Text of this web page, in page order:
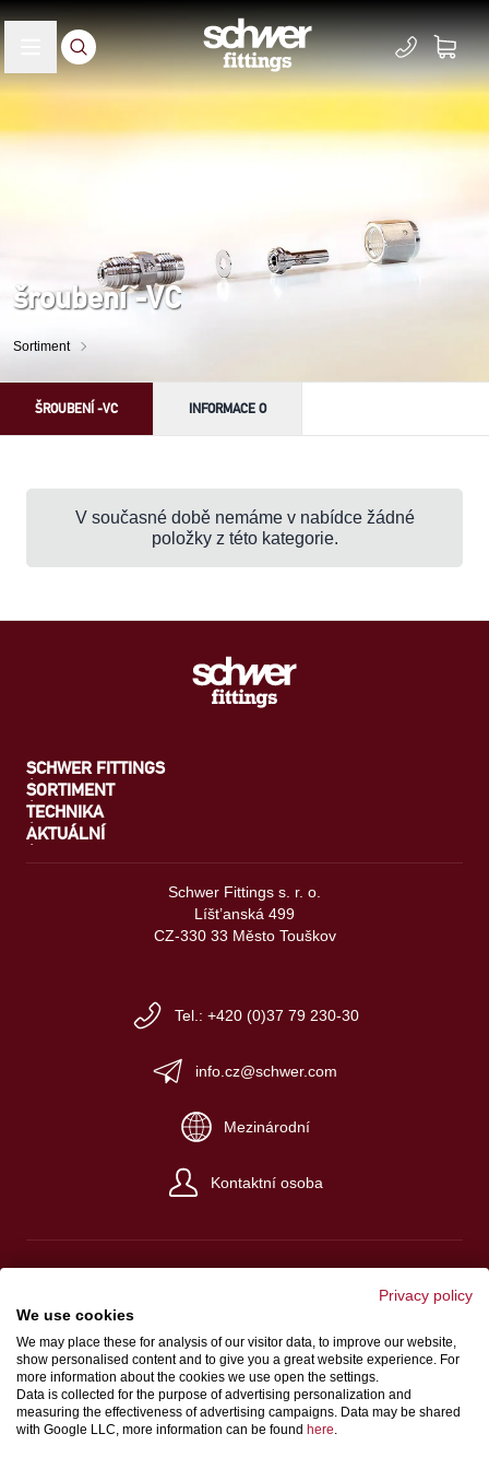
šroubení -VC
Sortiment
ŠROUBENÍ -VC INFORMACE O
V současné době nemáme v nabídce žádné
položky z této kategorie.
SCHWER FITTINGS
SORTIMENT
TECHNIKA
AKTUÁLNÍ
Schwer Fittings s. r. o.
Líšt’anská 499
CZ-330 33 Město Touškov
Tel.: +420 (0)37 79 230-30
info.cz@schwer.com
Mezinárodní
Kontaktní osoba
Impresum
Platební a dodací podmínky
Ochrana údajů
zákon o ochraně oznamovatelů
Privacy policy
We use cookies
We may place these for analysis of our visitor data, to improve our website,
show personalised content and to give you a great website experience. For
more information about the cookies we use open the settings.
Data is collected for the purpose of advertising personalization and
measuring the effectiveness of advertising campaigns. Data may be shared
with Google LLC, more information can be found here.